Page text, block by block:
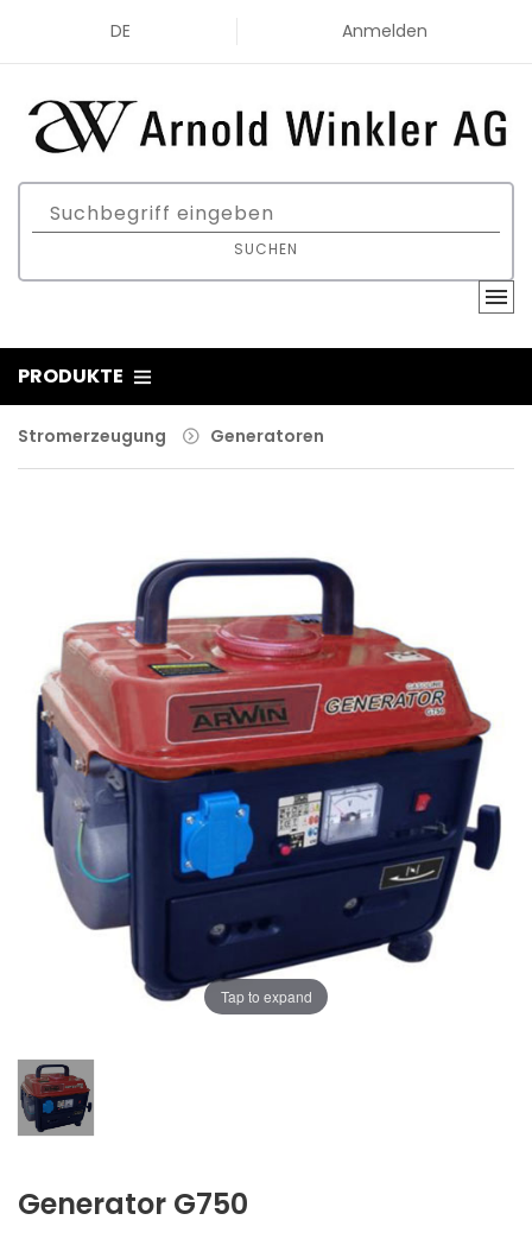
DE Anmelden
SUCHEN
PRODUKTE
Stromerzeugung Generatoren
Tap to expand
Generator G750